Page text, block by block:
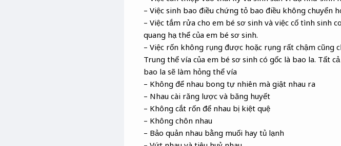
– Việc sinh bao điều chứng tỏ bao điều không chuyển
– Việc tắm rửa cho em bé sơ sinh và việc cố tình sinh
quang hạ thể của em bé sơ sinh.
– Việc rốn không rụng được hoặc rụng rất chậm cũng
Trung thể vía của em bé sơ sinh có gốc là bao la. Tất
bao la sẽ làm hỏng thể vía
– Không để nhau bong tự nhiên mà giật nhau ra
– Nhau cài răng lược và băng huyết
– Không cắt rốn để nhau bị kiệt quệ
– Không chôn nhau
– Bảo quản nhau bằng muối hay tủ lạnh